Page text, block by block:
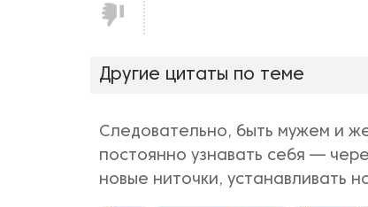
Не
нравится!
Другие цитаты по теме
Следовательно, быть мужем и
постоянно узнавать себя —
новые ниточки, устанавливать